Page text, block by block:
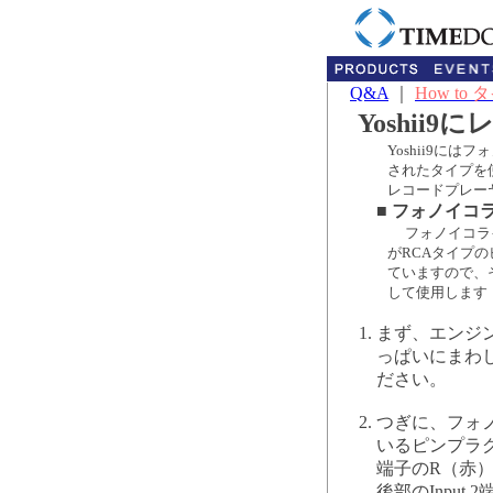
Q&A How to
Yoshii9に
Yoshii9にはフ
されたタイプ
レコードプレ
■ フォノイコ
フォノイコラ
がRCAタイプ
ていますので、
して使用しま
まず、エンジ
っぱいにまわ
ださい。
つぎに、フォ
いるピンプラ
端子のR（赤